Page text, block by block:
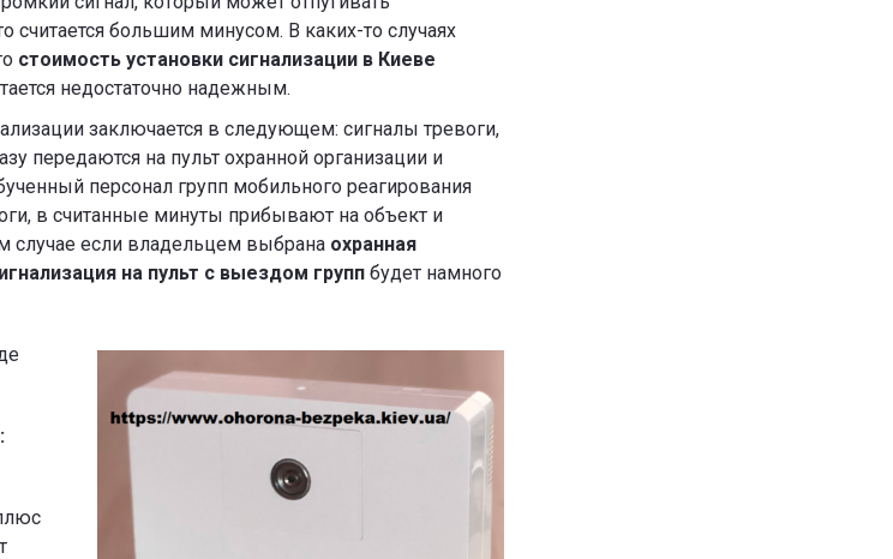
считается большим минусом. В каких-то случаях
стоимость установки сигнализации в Киеве
недостаточно надежным.
заключается в следующем: сигналы тревоги,
передаются на пульт охранной организации и
персонал групп мобильного реагирования
в считанные минуты прибывают на объект и
случае если владельцем выбрана охранная
на пульт с выездом групп будет намного